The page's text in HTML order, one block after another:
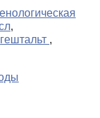
,
гештальт ,